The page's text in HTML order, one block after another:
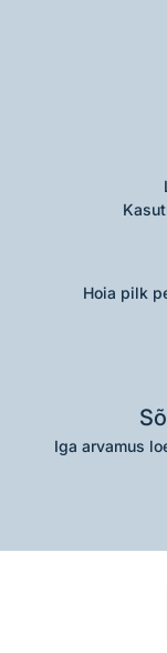
Hoia pilk
Iga arvamus